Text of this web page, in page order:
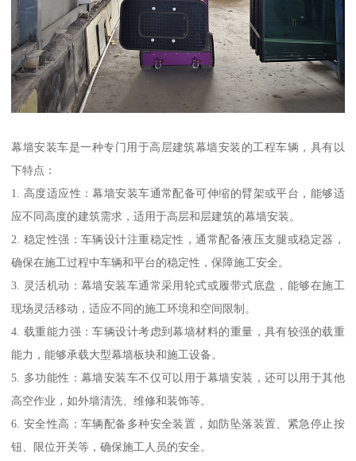
幕墙安装车是一种专门用于高层建筑幕墙安装的工程车辆，具有以
下特点：
1. 高度适应性：幕墙安装车通常配备可伸缩的臂架或平台，能够适
应不同高度的建筑需求，适用于高层和层建筑的幕墙安装。
2. 稳定性强：车辆设计注重稳定性，通常配备液压支腿或稳定器，
确保在施工过程中车辆和平台的稳定性，保障施工安全。
3. 灵活机动：幕墙安装车通常采用轮式或履带式底盘，能够在施工
现场灵活移动，适应不同的施工环境和空间限制。
4. 载重能力强：车辆设计考虑到幕墙材料的重量，具有较强的载重
能力，能够承载大型幕墙板块和施工设备。
5. 多功能性：幕墙安装车不仅可以用于幕墙安装，还可以用于其他
高空作业，如外墙清洗、维修和装饰等。
6. 安全性高：车辆配备多种安全装置，如防坠落装置、紧急停止按
钮、限位开关等，确保施工人员的安全。